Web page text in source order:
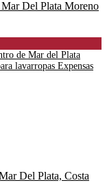
de Mar del Plata
lavarropas Expensas